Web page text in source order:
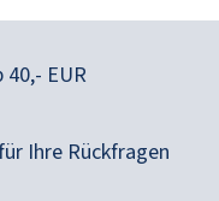
EUR
Ihre Rückfragen